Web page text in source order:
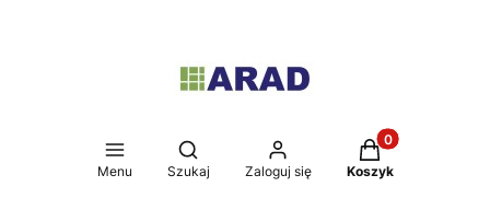
Menu
Otwórz wyszukiwarkę
Szukaj Zaloguj się
Produkty w
Koszyk